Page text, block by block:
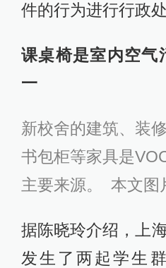
件的行为进行行政处
课桌椅是室内空气
一
新校舍的建筑、装
书包柜等家具是
主要来源。 本文图
据陈晓玲介绍，上
发生了两起学生